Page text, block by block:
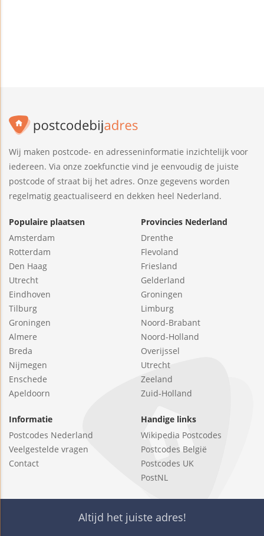
Wij maken postcode- en adresseninformatie inzichtelijk voor
iedereen. Via onze zoekfunctie vind je eenvoudig de juiste
postcode of straat bij het adres. Onze gegevens worden
regelmatig geactualiseerd en dekken heel Nederland.
Populaire plaatsen
Amsterdam
Rotterdam
Den Haag
Utrecht
Eindhoven
Tilburg
Groningen
Almere
Breda
Nijmegen
Enschede
Apeldoorn
Provincies Nederland
Drenthe
Flevoland
Friesland
Gelderland
Groningen
Limburg
Noord-Brabant
Noord-Holland
Overijssel
Utrecht
Zeeland
Zuid-Holland
Informatie
Postcodes Nederland
Veelgestelde vragen
Contact
Handige links
Wikipedia Postcodes
Postcodes België
Postcodes UK
PostNL
Altijd het juiste adres!